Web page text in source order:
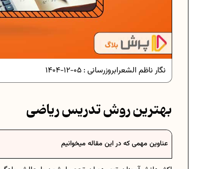
فرمول حجم اشکال هندسی در
برنامه‌ ریزی درسی هفتم
بروزرسانی : 05-12-1404 نگار ناظم الشعرا
بهترین روش تدریس ریاضی
عناوین مهمی که در این مقاله میخوانیم